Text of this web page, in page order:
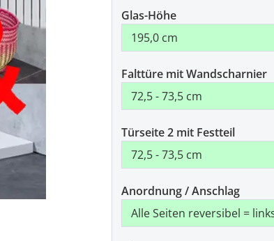
Glas-Höhe
Falttüre mit Wandscharnier
Türseite 2 mit Festteil
Anordnung / Anschlag